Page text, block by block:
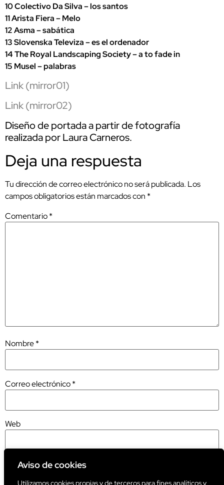
Aviso de cookies
Utilizamos cookies propias y de terceros para fines analíticos y
10 Colectivo Da Silva – los santos
11 Arista Fiera – Melo
12 Asma – sabática
13 Slovenska Televiza – es el ordenador
14 The Royal Landscaping Society – a to fade in
15 Musel – palabras
Link (mirror01)
Link (mirror02)
Diseño de portada a partir de fotografía
realizada por Laura Carneros.
Deja una respuesta
Tu dirección de correo electrónico no será publicada. Los
campos obligatorios están marcados con *
Comentario*
Nombre*
Correo electrónico*
Web